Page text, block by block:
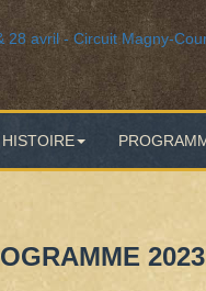
HISTOIRE
2023